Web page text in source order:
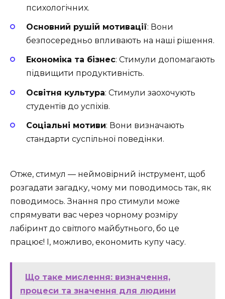
психологічних.
Основний рушій мотивації: Вони
безпосередньо впливають на наші рішення.
Економіка та бізнес: Стимули допомагають
підвищити продуктивність.
Освітня культура: Стимули заохочують
студентів до успіхів.
Соціальні мотиви: Вони визначають
стандарти суспільної поведінки.
Отже, стимул — неймовірний інструмент, щоб
розгадати загадку, чому ми поводимось так, як
поводимось. Знання про стимули може
спрямувати вас через чорному розміру
лабіринт до світлого майбутнього, бо це
працює! І, можливо, економить купу часу.
Що таке мислення: визначення,
процеси та значення для людини